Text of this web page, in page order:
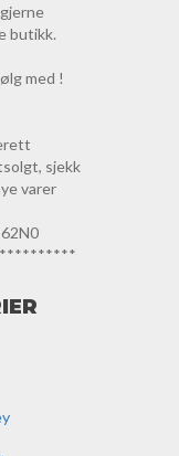
butikk.
med !
sjekk
varer